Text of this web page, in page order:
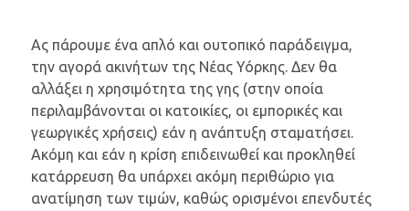
Ας πάρουμε ένα απλό και ουτοπικό παράδειγμα,
την αγορά ακινήτων της Νέας Υόρκης. Δεν θα
αλλάξει η χρησιμότητα της γης (στην οποία
περιλαμβάνονται οι κατοικίες, οι εμπορικές και
γεωργικές χρήσεις) εάν η ανάπτυξη σταματήσει.
Ακόμη και εάν η κρίση επιδεινωθεί και προκληθεί
κατάρρευση θα υπάρχει ακόμη περιθώριο για
ανατίμηση των τιμών, καθώς ορισμένοι επενδυτές